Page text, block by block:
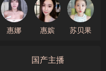
惠娜 惠嫔 苏贝果
国产主播